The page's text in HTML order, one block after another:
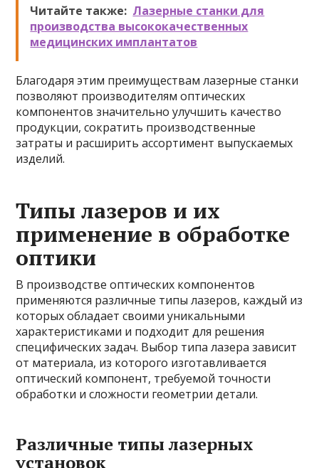
Читайте также: Лазерные станки для
производства высококачественных
медицинских имплантатов
Благодаря этим преимуществам лазерные станки
позволяют производителям оптических
компонентов значительно улучшить качество
продукции, сократить производственные
затраты и расширить ассортимент выпускаемых
изделий.
Типы лазеров и их
применение в обработке
оптики
В производстве оптических компонентов
применяются различные типы лазеров, каждый из
которых обладает своими уникальными
характеристиками и подходит для решения
специфических задач. Выбор типа лазера зависит
от материала, из которого изготавливается
оптический компонент, требуемой точности
обработки и сложности геометрии детали.
Различные типы лазерных
установок